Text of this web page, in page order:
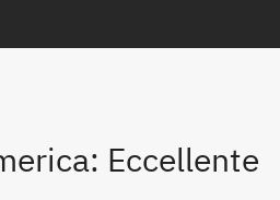
Eccellente